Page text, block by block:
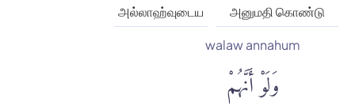
அனுமதி கொண்டு
அல்லாஹ்வுடைய
walaw annahum
وَلَوْ أَنَّهُمْ